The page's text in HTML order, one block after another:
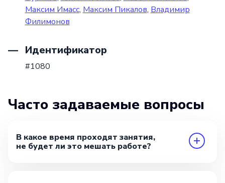
Максим Имасс, Максим Пикалов, Владимир
Филимонов
Идентификатор
#1080
Часто задаваемые вопросы
В какое время проходят занятия,
не будет ли это мешать работе?